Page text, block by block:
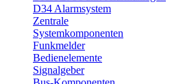
D34 Alarmsystem
Zentrale
Systemkomponenten
Funkmelder
Bedienelemente
Signalgeber